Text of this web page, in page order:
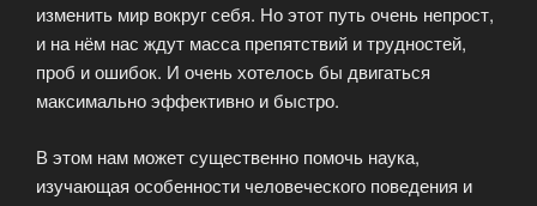
изменить мир вокруг себя. Но этот путь очень непрост,
и на нём нас ждут масса препятствий и трудностей,
проб и ошибок. И очень хотелось бы двигаться
максимально эффективно и быстро.
В этом нам может существенно помочь наука,
изучающая особенности человеческого поведения и